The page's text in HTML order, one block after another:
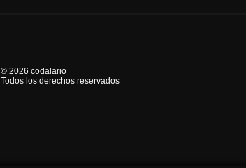
© 2026 codalario
Todos los derechos reservados